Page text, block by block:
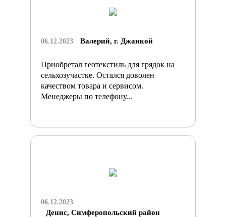
06.12.2023 Валерий, г. Джанкой
Приобретал геотекстиль для грядок на
сельхозучастке. Остался доволен
качеством товара и сервисом.
Менеджеры по телефону...
06.12.2023
Денис, Симферопольский район